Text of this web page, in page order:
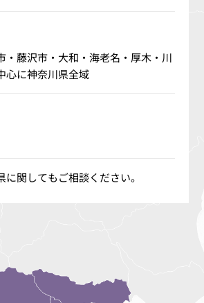
・藤沢市・大和・海老名・厚木・川
心に神奈川県全域
に関してもご相談ください。